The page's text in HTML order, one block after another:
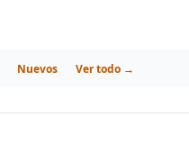
Nuevos Ver todo →